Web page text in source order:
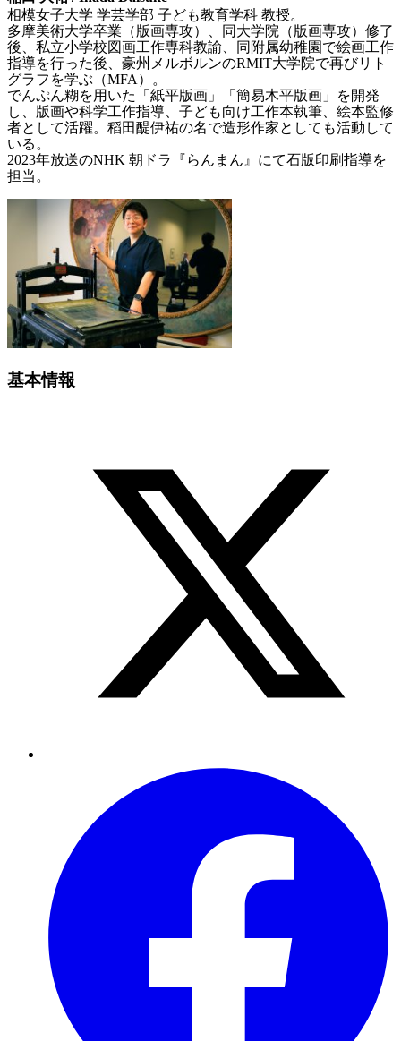
相模女子大学 学芸学部 子ども教育学科 教授。
多摩美術大学卒業（版画専攻）、同大学院（版画専攻）修了
後、私立小学校図画工作専科教諭、同附属幼稚園で絵画工作
指導を行った後、豪州メルボルンのRMIT大学院で再びリト
グラフを学ぶ（MFA ）。
でんぷん糊を用いた「紙平版画」「簡易木平版画」を開発
し、版画や科学工作指導、子ども向け工作本執筆、絵本監修
者として活躍。稻田醍伊祐の名で造形作家としても活動して
いる。
2023年放送のNHK 朝ドラ『らんまん』にて石版印刷指導を
担当。
基本情報